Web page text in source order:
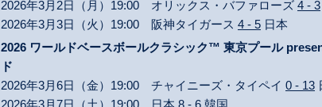
2026年3月2日（月）19:00 オリックス・バファローズ 4 - 3
2026年3月3日（火）19:00 阪神タイガース 4 - 5 日本
2026 ワールドベースボールクラシック™ 東京プール
ド
2026年3月6日（金）19:00 チャイニーズ・タイペイ 0 - 13
2026年3月7日（土）19:00 日本 8 - 6 韓国